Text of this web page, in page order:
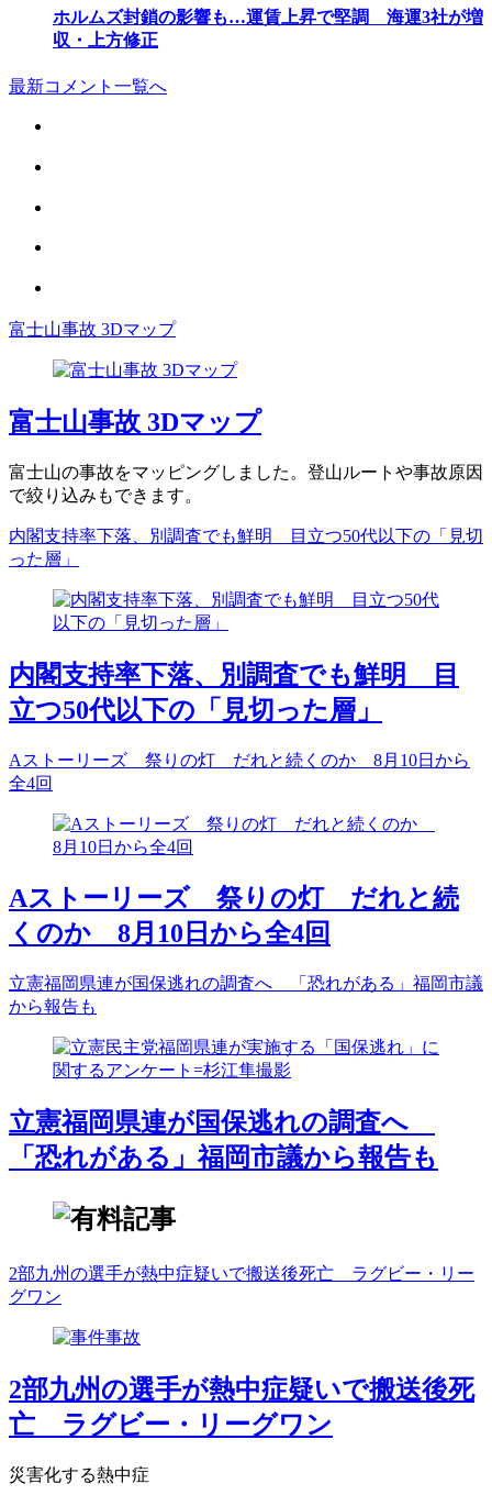
ホルムズ封鎖の影響も…運賃上昇で堅調 海運3社が増
収・上方修正
最新コメント一覧へ
富士山事故 3Dマップ
富士山事故 3Dマップ
富士山の事故をマッピングしました。登山ルートや事故原因
で絞り込みもできます。
内閣支持率下落、別調査でも鮮明 目立つ50代以下の「見切
った層」
内閣支持率下落、別調査でも鮮明 目
立つ50代以下の「見切った層」
Aストーリーズ 祭りの灯 だれと続くのか 8月10日から
全4回
Aストーリーズ 祭りの灯 だれと続
くのか 8月10日から全4回
立憲福岡県連が国保逃れの調査へ 「恐れがある」福岡市議
から報告も
立憲福岡県連が国保逃れの調査へ
「恐れがある」福岡市議から報告も
2部九州の選手が熱中症疑いで搬送後死亡 ラグビー・リー
グワン
2部九州の選手が熱中症疑いで搬送後死
亡 ラグビー・リーグワン
災害化する熱中症